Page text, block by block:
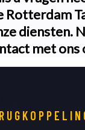
Rotterdam
diensten.
met ons